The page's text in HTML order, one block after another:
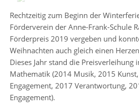
Jg.
5-
6
Stufenleitung
Rechtzeitig zum Beginn der
Förderverein der Anne-Frank-Schule
Förderpreis 2019 vergeben und
Weihnachten auch gleich einen
Dieses Jahr stand die Preisverleihung
Mathematik (2014 Musik, 2015
Engagement, 2017 Verantwortung,
Engagement).